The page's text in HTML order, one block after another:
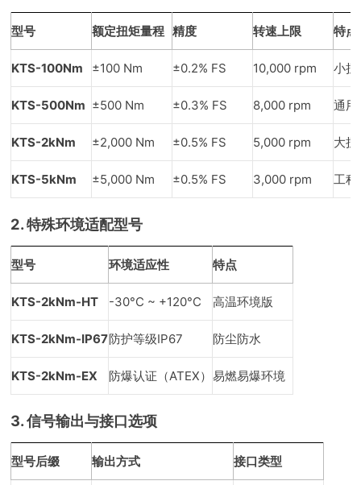
型号 额定扭矩量程 精度 转速上限 特点
KTS-100Nm ±100 Nm ±0.2% FS 10,000 rpm 小扭
KTS-500Nm ±500 Nm ±0.3% FS 8,000 rpm 通用
KTS-2kNm ±2,000 Nm ±0.5% FS 5,000 rpm 大
KTS-5kNm ±5,000 Nm ±0.5% FS 3,000 rpm 工程
2. 特殊环境适配型号
型号 环境适应性 特点
KTS-2kNm-HT -30°C ~ +120°C 高温环境版
KTS-2kNm-IP67防护等级IP67 防尘防水
KTS-2kNm-EX 防爆认证（ATEX） 易燃易爆环境
3. 信号输出与接口选项
型号后缀 输出方式 接口类型